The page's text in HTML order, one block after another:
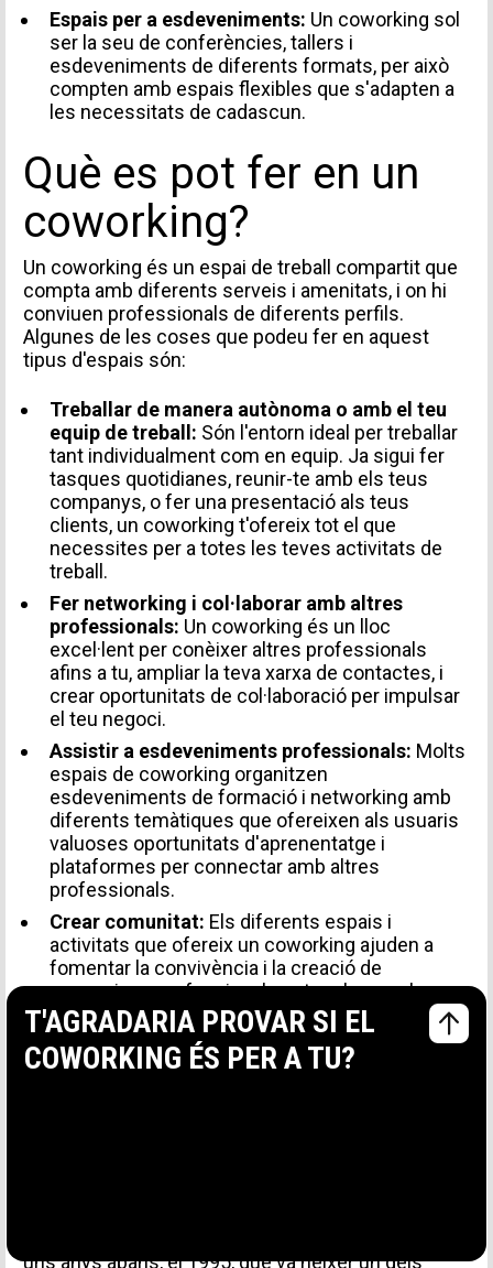
Espais per a esdeveniments: Un coworking sol
ser la seu de conferències, tallers i
esdeveniments de diferents formats, per això
compten amb espais flexibles que s'adapten a
les necessitats de cadascun.
Què es pot fer en un
coworking?
Un coworking és un espai de treball compartit que
compta amb diferents serveis i amenitats, i on hi
conviuen professionals de diferents perfils.
Algunes de les coses que podeu fer en aquest
tipus d'espais són:
Treballar de manera autònoma o amb el teu
equip de treball: Són l'entorn ideal per treballar
tant individualment com en equip. Ja sigui fer
tasques quotidianes, reunir-te amb els teus
companys, o fer una presentació als teus
clients, un coworking t'ofereix tot el que
necessites per a totes les teves activitats de
treball.
Fer networking i col·laborar amb altres
professionals: Un coworking és un lloc
excel·lent per conèixer altres professionals
afins a tu, ampliar la teva xarxa de contactes, i
crear oportunitats de col·laboració per impulsar
el teu negoci.
Assistir a esdeveniments professionals: Molts
espais de coworking organitzen
esdeveniments de formació i networking amb
diferents temàtiques que ofereixen als usuaris
valuoses oportunitats d'aprenentatge i
plataformes per connectar amb altres
professionals.
Crear comunitat: Els diferents espais i
activitats que ofereix un coworking ajuden a
fomentar la convivència i la creació de
connexions professionals entre els membres,
que es converteixen en una comunitat.
¿ què sorgeix el
uns anys abans, el 1995, que va néixer un dels
T'AGRADARIA PROVAR SI EL
COWORKING ÉS PER A TU?